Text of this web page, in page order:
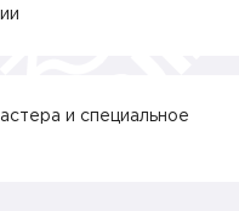
и специальное